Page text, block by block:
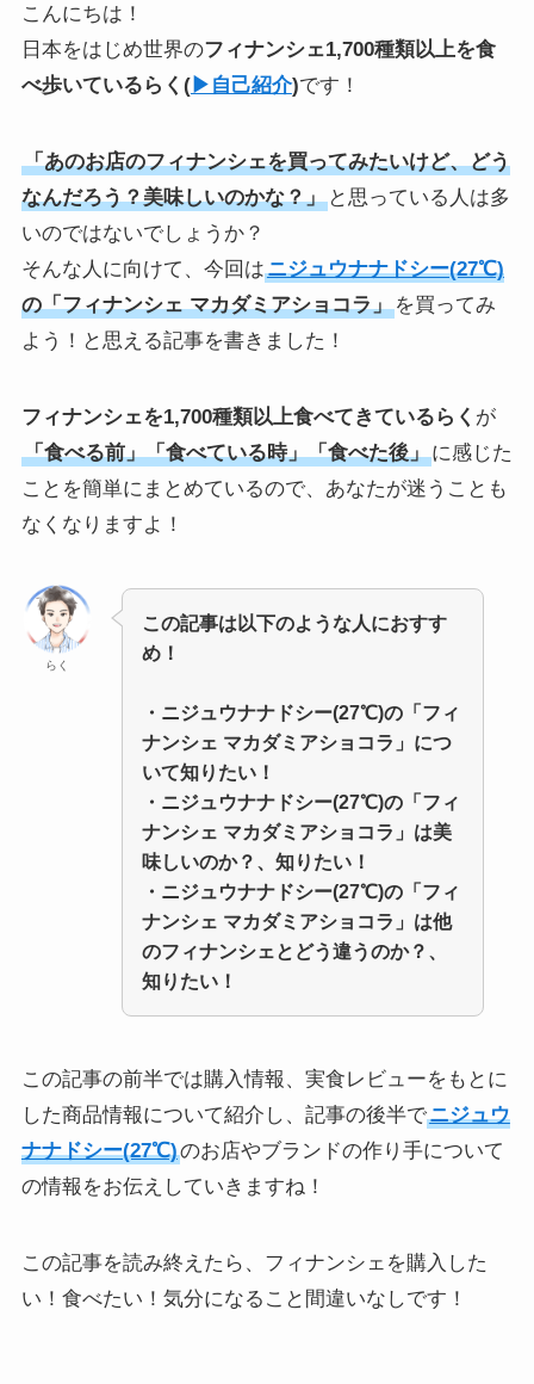
こんにちは！
日本をはじめ世界のフィナンシェ1,700種類以上を食
べ歩いている らく (▶︎自己紹介)です！
「あのお店のフィナンシェを買ってみたいけど、どう
なんだろう？美味しいのかな？」と思っている人は多
いのではないでしょうか？
そんな人に向けて、今回はニジュウナナドシー(27℃)
の「フィナンシェ マカダミアショコラ」を買ってみ
よう！と思える記事を書きました！
フィナンシェを1,700種類以上食べてきているらく が
「食べる前」「食べている時」「食べた後」に感じた
ことを簡単にまとめているので、あなたが迷うことも
なくなりますよ！
らく
この記事は以下のような人におすす
め！
・ニジュウナナドシー(27℃)の「フィ
ナンシェ マカダミアショコラ」につ
いて知りたい！
・ ニジュウナナドシー(27℃)の「フィ
ナンシェ マカダミアショコラ」 は美
味しいのか？、知りたい！
・ ニジュウナナドシー(27℃)の「フィ
ナンシェ マカダミアショコラ」 は他
のフィナンシェとどう違うのか？、
知りたい！
この記事の前半では購入情報、実食レビューをもとに
した商品情報について紹介し、記事の後半でニジュウ
ナナドシー(27℃)のお店やブランドの作り手について
の情報をお伝えしていきますね！
この記事を読み終えたら、フィナンシェを購入した
い！食べたい！気分になること間違いなしです！